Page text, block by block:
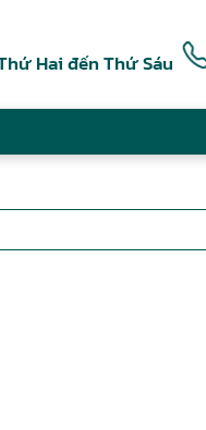
Hai đến Thứ Sáu